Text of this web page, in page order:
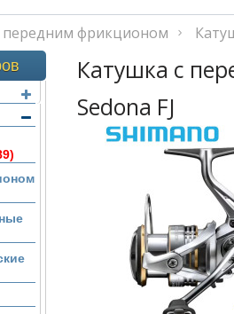
передним фрикционом
Катушка с
Sedona FJ